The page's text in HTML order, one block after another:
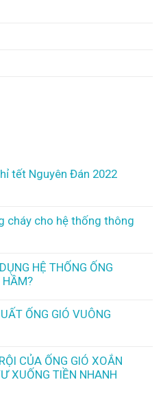
tết Nguyên Đán 2022
cháy cho hệ thống thông
HỆ THỐNG ỐNG
HẦM?
ỐNG GIÓ VUÔNG
CỦA ỐNG GIÓ XOẮN
XUỐNG TIỀN NHANH